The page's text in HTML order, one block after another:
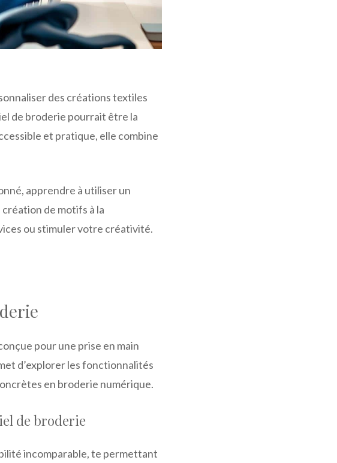
des créations textiles
de broderie pourrait être la
et pratique, elle combine
apprendre à utiliser un
de motifs à la
ou stimuler votre créativité.
pour une prise en main
d’explorer les fonctionnalités
en broderie numérique.
de broderie
incomparable, te permettant